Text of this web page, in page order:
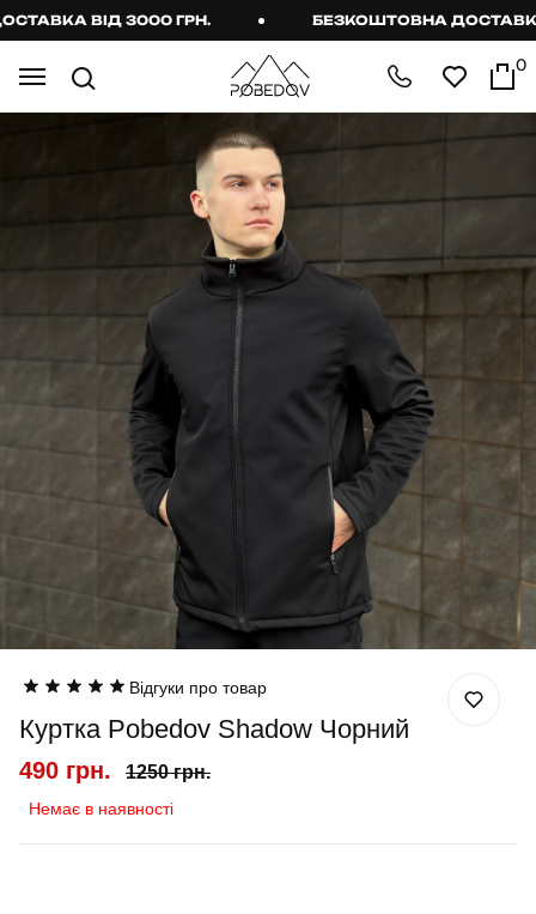
ВІД 3000 ГРН. БЕЗКОШТОВНА ДОСТАВКА
0
Відгуки про товар
Куртка Pobedov Shadow Чорний
490 грн. 1250 грн.
Немає в наявності